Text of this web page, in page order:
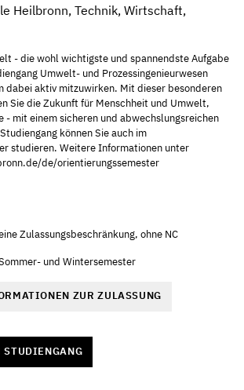
Heilbronn, Technik, Wirtschaft,
- die wohl wichtigste und spannendste Aufgabe
Umwelt- und Prozessingenieurwesen
dabei aktiv mitzuwirken. Mit dieser besonderen
Sie die Zukunft für Menschheit und Umwelt,
- mit einem sicheren und abwechslungsreichen
können Sie auch im
studieren. Weitere Informationen unter
de/orientierungssemester
Zulassungsbeschränkung, ohne NC
und Wintersemester
ZUR ZULASSUNG